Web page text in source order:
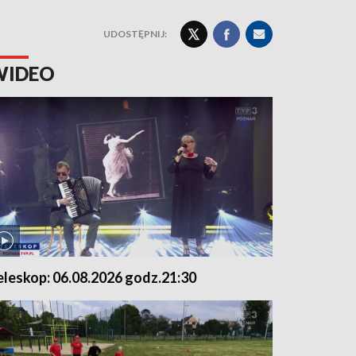
UDOSTĘPNIJ:
06.08.2026 godz.21:30